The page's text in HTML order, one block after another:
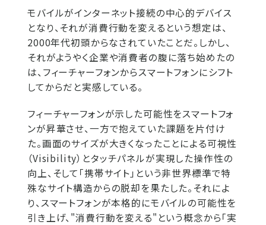
モバイルがインターネット接続の中心的デバイス
となり、それが消費行動を変えるという想定は、
2000年代初頭からなされていたことだ。しかし、
それがようやく企業や消費者の腹に落ち始めたの
は、フィーチャーフォンからスマートフォンにシフト
してからだと実感している。
フィーチャーフォンが示した可能性をスマートフォ
ンが昇華させ、一方で抱えていた課題を片付け
た。画面のサイズが大きくなったことによる可視性
（Visibility）とタッチパネルが実現した操作性の
向上、そして「携帯サイト」という非世界標準で特
殊なサイト構造からの脱却を果たした。それによ
り、スマートフォンが本格的にモバイルの可能性を
引き上げ、"消費行動を変える"という概念から「実